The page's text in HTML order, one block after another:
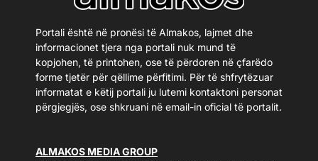
Portali është në pronësi të Almakos, lajmet dhe
informacionet tjera nga portali nuk mund të
kopjohen, të printohen, ose të përdoren në çfarëdo
forme tjetër për qëllime përfitimi. Për të shfrytëzuar
informatat e këtij portali ju lutemi kontaktoni personat
përgjegjës, ose shkruani në email-in oficial të portalit.
ALMAKOS MEDIA GROUP